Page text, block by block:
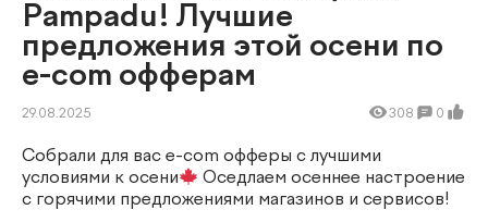
Pampadu! Лучшие
предложения этой осени по
e-com офферам
29.08.2025 308 0
Собрали для вас e-com офферы с лучшими
условиями к осени
Оседлаем осеннее настроение
с горячими предложениями магазинов и сервисов!